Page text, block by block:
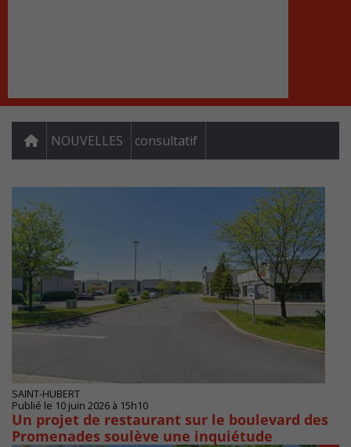
NOUVELLES consultatif
SAINT-HUBERT
Publié le 10 juin 2026 à 15h10
Un projet de restaurant sur le boulevard des
Promenades soulève une inquiétude